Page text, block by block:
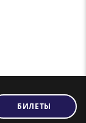
БИЛЕТЫ